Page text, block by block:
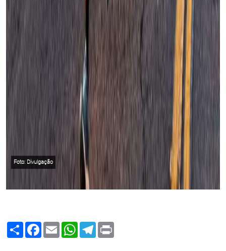
Foto: Divulgação
Share Facebook
Email WhatsApp
Telegram